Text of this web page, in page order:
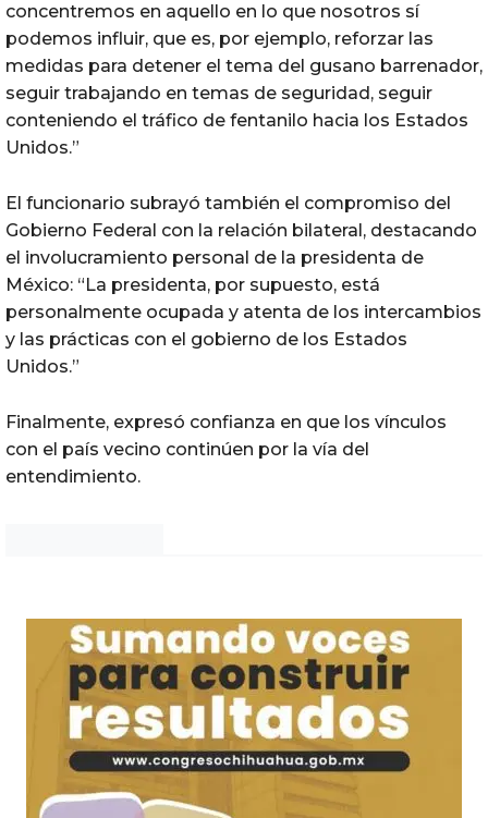
concentremos en aquello en lo que nosotros sí
podemos influir, que es, por ejemplo, reforzar las
medidas para detener el tema del gusano barrenador,
seguir trabajando en temas de seguridad, seguir
conteniendo el tráfico de fentanilo hacia los Estados
Unidos.”
El funcionario subrayó también el compromiso del
Gobierno Federal con la relación bilateral, destacando
el involucramiento personal de la presidenta de
México: “La presidenta, por supuesto, está
personalmente ocupada y atenta de los intercambios
y las prácticas con el gobierno de los Estados
Unidos.”
Finalmente, expresó confianza en que los vínculos
con el país vecino continúen por la vía del
entendimiento.